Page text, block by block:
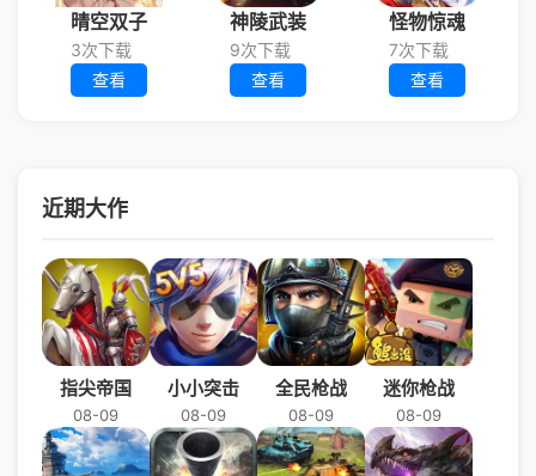
晴空双子
3次下载
查看
神陵武装
9次下载
查看
怪物惊魂
7次下载
查看
近期大作
指尖帝国
08-09
小小突击
08-09
全民枪战
08-09
迷你枪战
08-09